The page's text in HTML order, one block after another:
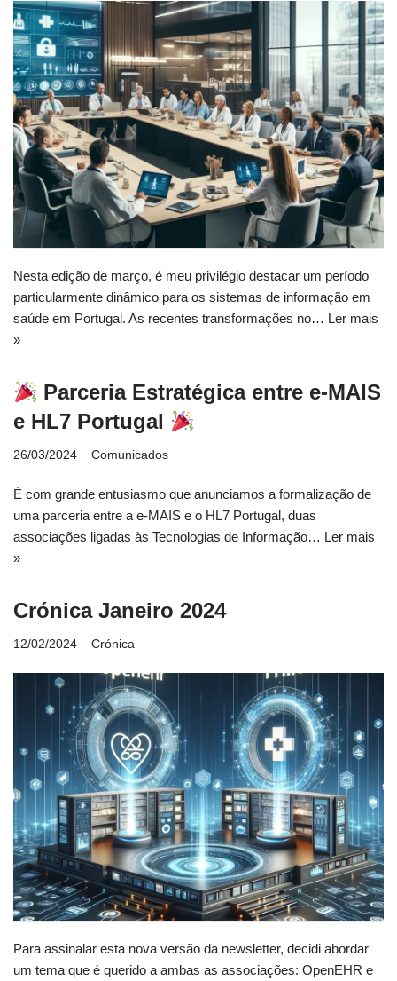
Nesta edição de março, é meu privilégio destacar um período
particularmente dinâmico para os sistemas de informação em
saúde em Portugal. As recentes transformações no… Ler mais
»
Parceria Estratégica entre e-MAIS
e HL7 Portugal
26/03/2024 Comunicados
É com grande entusiasmo que anunciamos a formalização de
uma parceria entre a e-MAIS e o HL7 Portugal, duas
associações ligadas às Tecnologias de Informação… Ler mais
»
Crónica Janeiro 2024
12/02/2024 Crónica
Para assinalar esta nova versão da newsletter, decidi abordar
um tema que é querido a ambas as associações: OpenEHR e